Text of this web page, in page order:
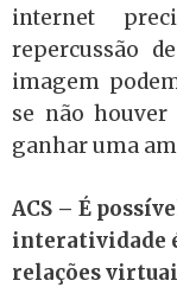
internet
repercussão
imagem
se não houver
ganhar uma
ACS – É
interatividade
relações